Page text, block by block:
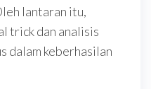
lantaran itu,
trick dan analisis
dalam keberhasilan